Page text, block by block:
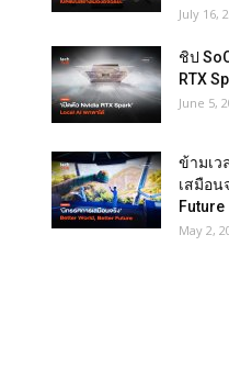
July 16,
ชิป
RTX
June 5,
ข้ามเว
เสมือน
Future
May 2,